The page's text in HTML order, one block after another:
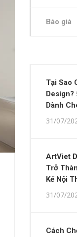
Báo giá
Tại Sao
Design?
Dành
31/07/
ArtViet
Trở
Kế Nội
31/07/
Cách